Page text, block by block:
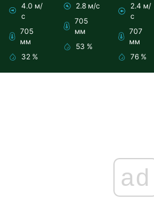
4.0 м/
с
705
мм
32 %
2.8 м/с
705
мм
53 %
2.4 м/
с
707
мм
76 %
ad